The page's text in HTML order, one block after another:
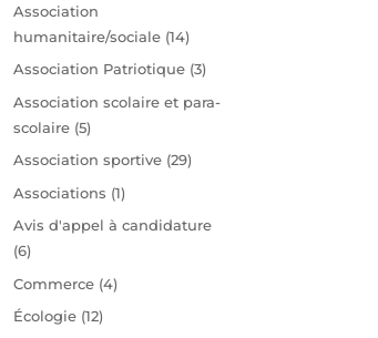
Association
humanitaire/sociale (14)
Association Patriotique (3)
Association scolaire et para-
scolaire (5)
Association sportive (29)
Associations (1)
Avis d'appel à candidature
(6)
Commerce (4)
Écologie (12)